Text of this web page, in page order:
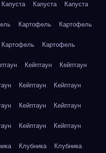
Капуста Капуста Капуста
Картофель Картофель
Картофель Картофель
Кейптаун Кейптаун
Кейптаун Кейптаун
Кейптаун Кейптаун
Кейптаун Кейптаун
Клубника Клубника